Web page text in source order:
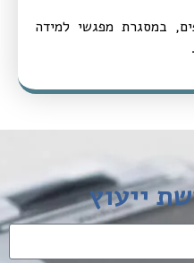
במסגרת מפגשי למידה
ייעוץ